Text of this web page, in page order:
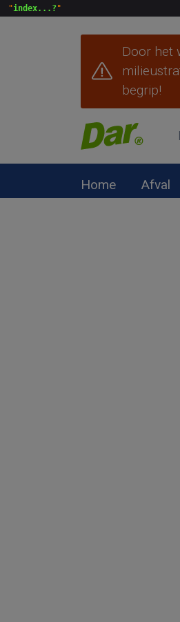
"index...?
Door het
begrip!
Home Afval